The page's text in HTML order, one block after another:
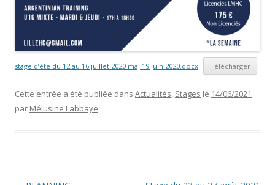
stage d’été du 12 au 16 juillet 2020 maj 19 juin 2020.docx Télécharger
Cette entrée a été publiée dans Actualités, Stages le 14/06/2021
par Mélusine Labbaye.